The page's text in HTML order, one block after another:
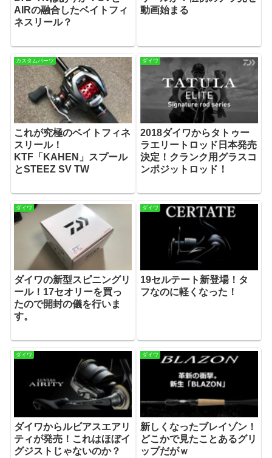
AIRの融合したベイトフィ
ネスリール？
動画始まる
カスタムパーツ
これが究極のベイトフィネ
スリール！
KTF「KAHEN」スプール
とSTEEZ SV TW
ダイワ
2018ダイワからタトゥー
ラエリートロッド日本発売
決定！クランク用グラスコ
ンポジットロッド！
ダイワ
ダイワの新型スピニングリ
ール！17セオリーを買っ
たので開封の儀を行いま
す。
ダイワ
19セルテート新登場！タ
フなのに軽くなった！
ダイワ
ダイワからルビアスエアリ
ティが発売！これはほぼイ
グジストじゃないのか？
ダイワ
新しくなったブレイゾン！
どこかで見たことあるグリ
ップだがｗ